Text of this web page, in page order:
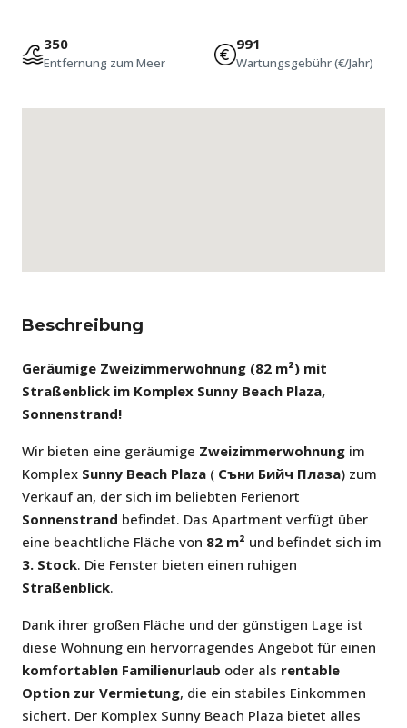
350
Entfernung zum Meer
991
Wartungsgebühr (€/Jahr)
Beschreibung
Geräumige Zweizimmerwohnung (82 m²) mit
Straßenblick im Komplex Sunny Beach Plaza,
Sonnenstrand!
Wir bieten eine geräumige Zweizimmerwohnung im
Komplex Sunny Beach Plaza ( Съни Бийч Плаза) zum
Verkauf an, der sich im beliebten Ferienort
Sonnenstrand befindet. Das Apartment verfügt über
eine beachtliche Fläche von 82 m² und befindet sich im
3. Stock. Die Fenster bieten einen ruhigen
Straßenblick.
Dank ihrer großen Fläche und der günstigen Lage ist
diese Wohnung ein hervorragendes Angebot für einen
komfortablen Familienurlaub oder als rentable
Option zur Vermietung, die ein stabiles Einkommen
sichert. Der Komplex Sunny Beach Plaza bietet alles